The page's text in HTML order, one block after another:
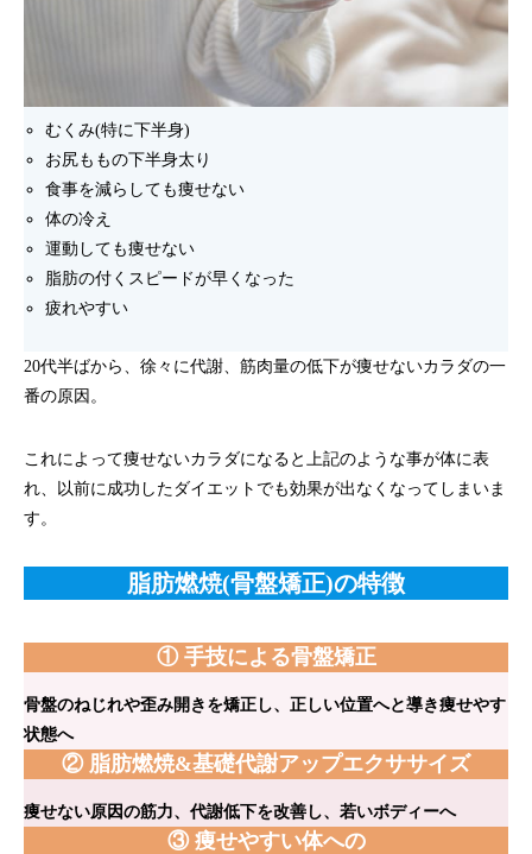
むくみ(特に下半身)
お尻ももの下半身太り
食事を減らしても痩せない
体の冷え
運動しても痩せない
脂肪の付くスピードが早くなった
疲れやすい
20代半ばから、徐々に代謝、筋肉量の低下が痩せないカラダの一
番の原因。
これによって痩せないカラダになると上記のような事が体に表
れ、以前に成功したダイエットでも効果が出なくなってしまいま
す。
脂肪燃焼(骨盤矯正)の特徴
① 手技による骨盤矯正
骨盤のねじれや歪み開きを矯正し、正しい位置へと導き痩せやす
状態へ
② 脂肪燃焼&基礎代謝アップエクササイズ
痩せない原因の筋力、代謝低下を改善し、若いボディーへ
③ 痩せやすい体への